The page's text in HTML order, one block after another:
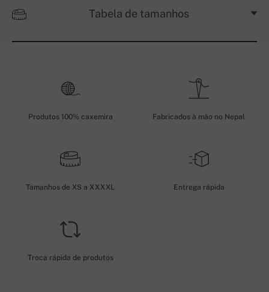
Tabela de tamanhos
Produtos 100% caxemira Fabricados à mão no Nepal
Tamanhos de XS a XXXXL Entrega rápida
Troca rápida de produtos